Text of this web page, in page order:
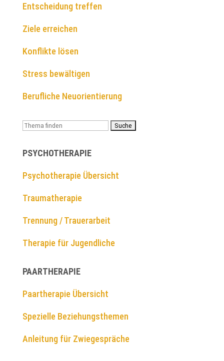
Entscheidung treffen
Ziele erreichen
Konflikte lösen
Stress bewältigen
Berufliche Neuorientierung
Suchen
PSYCHOTHERAPIE
Psychotherapie Übersicht
Traumatherapie
Trennung / Trauerarbeit
Therapie für Jugendliche
PAARTHERAPIE
Paartherapie Übersicht
Spezielle Beziehungsthemen
Anleitung für Zwiegespräche